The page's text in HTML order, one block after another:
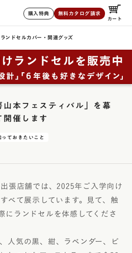
購入特典 無料カタログ請求
カート
ンドセル カバー・関連グッズ
本フェスティバル」を幕
開催します
っておきたいこと
張店舗では、2025年ご入学向け
べて展示しています。見て、触
にランドセルを体感してくださ
人気の黒、紺、ラベンダー、ピ